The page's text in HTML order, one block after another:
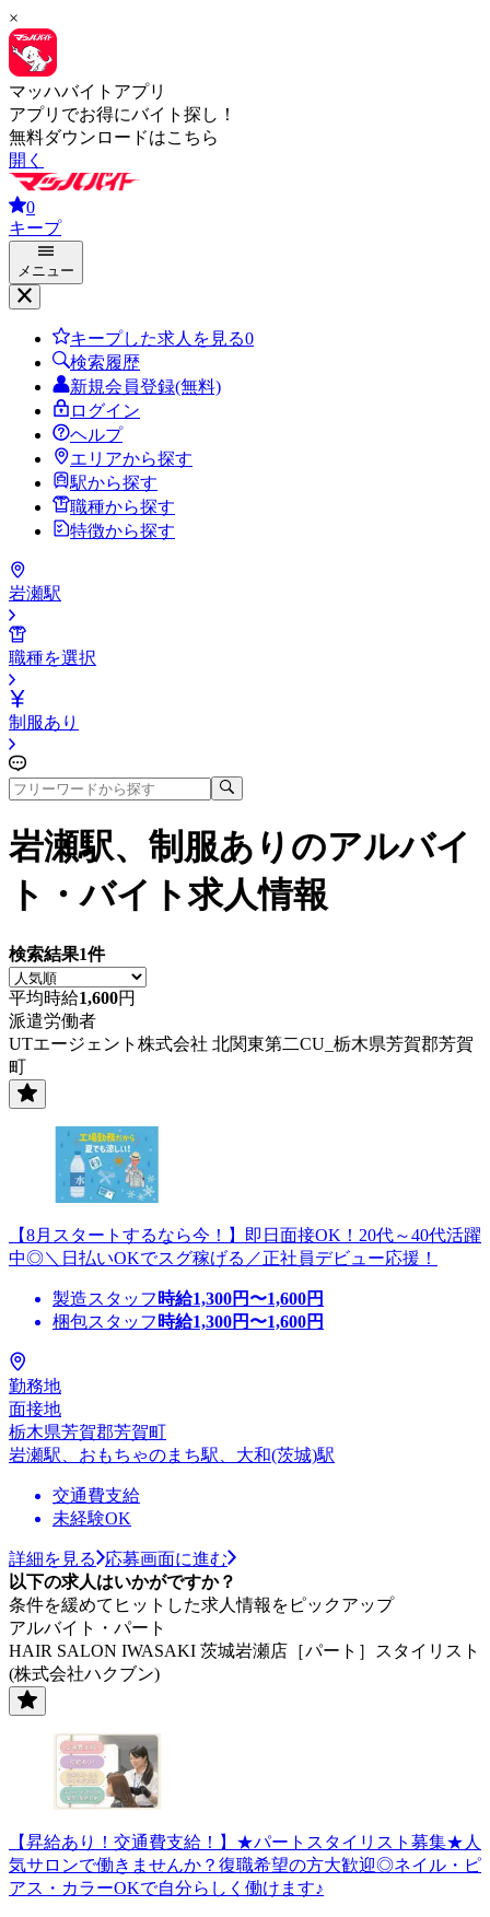
×
マッハバイトアプリ
アプリでお得にバイト探し！
無料ダウンロードはこちら
開く
0
キープ
メニュー
キープした求人を見る0
検索履歴
新規会員登録(無料)
ログイン
ヘルプ
エリアから探す
駅から探す
職種から探す
特徴から探す
岩瀬駅
職種を選択
制服あり
岩瀬駅、制服あり のアルバイ
ト・バイト求人情報
検索結果1件
平均時給1,600円
派遣労働者
UTエージェント株式会社 北関東第二CU_栃木県芳賀郡芳賀
町
【8月スタートするなら今！】即日面接OK！20代～40代活躍
中◎＼日払いOKでスグ稼げる／正社員デビュー応援！
製造スタッフ 時給1,300円〜1,600円
梱包スタッフ 時給1,300円〜1,600円
勤務地
面接地
栃木県芳賀郡芳賀町
岩瀬駅、おもちゃのまち駅、大和(茨城)駅
交通費支給
未経験OK
詳細を見る
応募画面に進む
以下の求人はいかがですか？
条件を緩めてヒットした求人情報をピックアップ
アルバイト・パート
HAIR SALON IWASAKI 茨城岩瀬店［パート］スタイリスト
(株式会社ハクブン)
【昇給あり！交通費支給！】★パートスタイリスト募集★人
気サロンで働きませんか？復職希望の方大歓迎◎ネイル・ピ
アス・カラーOKで自分らしく働けます♪